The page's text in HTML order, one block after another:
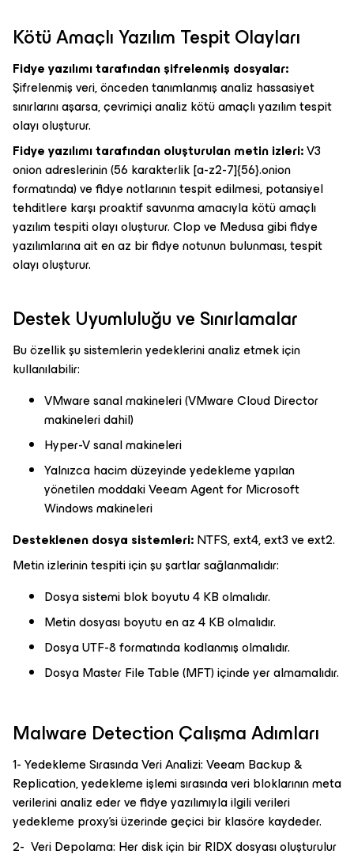
Kötü Amaçlı Yazılım Tespit Olayları
Fidye yazılımı tarafından şifrelenmiş dosyalar:
Şifrelenmiş veri, önceden tanımlanmış analiz hassasiyet
sınırlarını aşarsa, çevrimiçi analiz kötü amaçlı yazılım tespit
olayı oluşturur.
Fidye yazılımı tarafından oluşturulan metin izleri:V3
onion adreslerinin (56 karakterlik [a-z2-7]{56}.onion
formatında) ve fidye notlarının tespit edilmesi, potansiyel
tehditlere karşı proaktif savunma amacıyla kötü amaçlı
yazılım tespiti olayı oluşturur. Clop ve Medusa gibi fidye
yazılımlarına ait en az bir fidye notunun bulunması, tespit
olayı oluşturur.
Destek Uyumluluğu ve Sınırlamalar
Bu özellik şu sistemlerin yedeklerini analiz etmek için
kullanılabilir:
VMware sanal makineleri (VMware Cloud Director
makineleri dahil)
Hyper-V sanal makineleri
Yalnızca hacim düzeyinde yedekleme yapılan
yönetilen moddaki Veeam Agent for Microsoft
Windows makineleri
Desteklenen dosya sistemleri:NTFS, ext4, ext3 ve ext2.
Metin izlerinin tespiti için şu şartlar sağlanmalıdır:
Dosya sistemi blok boyutu 4 KB olmalıdır.
Metin dosyası boyutu en az 4 KB olmalıdır.
Dosya UTF-8 formatında kodlanmış olmalıdır.
Dosya Master File Table (MFT) içinde yer almamalıdır.
Malware Detection Çalışma Adımları
1- Yedekleme Sırasında Veri Analizi: Veeam Backup &
Replication, yedekleme işlemi sırasında veri bloklarının meta
verilerini analiz eder ve fidye yazılımıyla ilgili verileri
yedekleme proxy’si üzerinde geçici bir klasöre kaydeder.
2- Veri Depolama: Her disk için bir RIDX dosyası oluşturulur